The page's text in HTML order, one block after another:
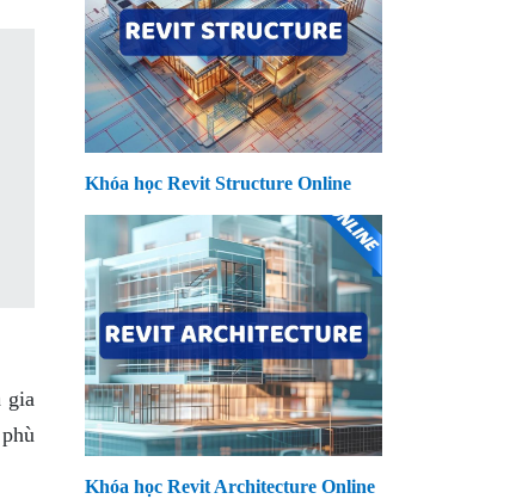
gia
Khóa học Revit Structure Online
Khóa học Revit Architecture Online